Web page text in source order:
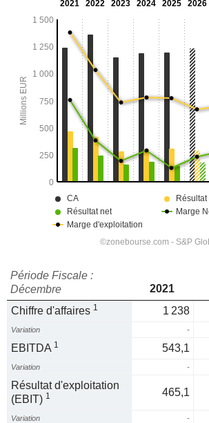
Période Fiscale :
Décembre
2021
Chiffre d'affaires 1 1 238
Variation -
EBITDA 1 543,1
Variation -
Résultat d'exploitation
(EBIT) 1 465,1
Variation -